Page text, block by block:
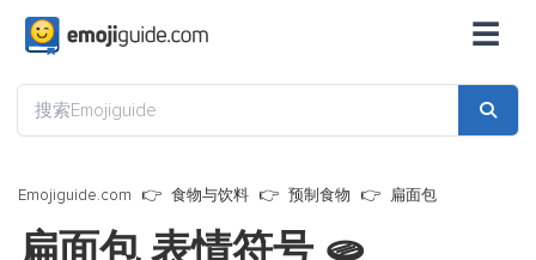
☰
Emojiguide.com 食物与饮料 预制食物 扁面包
🫓